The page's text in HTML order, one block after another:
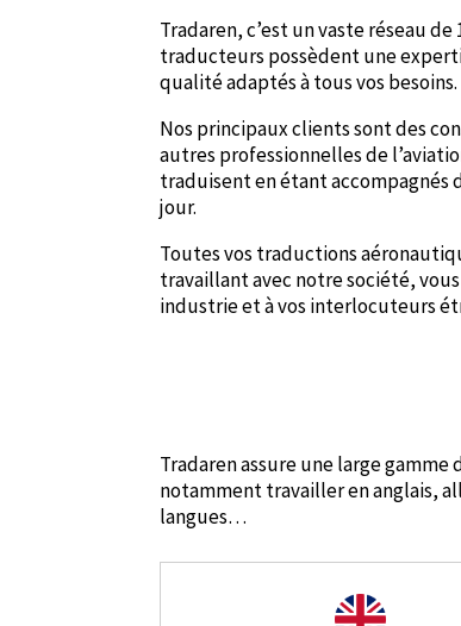
Tradaren, c’est un vaste réseau
traducteurs possèdent une
qualité adaptés à tous vos besoins.
Nos principaux clients sont des
autres professionnelles de
traduisent en étant accompagnés
jour.
Toutes vos traductions
travaillant avec notre société,
industrie et à vos interlocuteurs
Tradaren assure une large
notamment travailler en anglais,
langues…